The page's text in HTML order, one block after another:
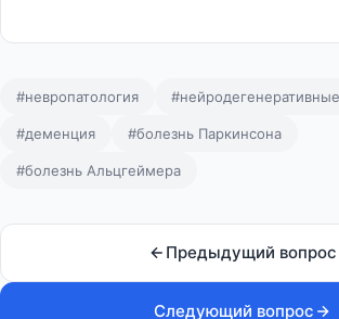
#невропатология
#деменция #болезнь Паркинсона
#болезнь Альцгеймера
Предыдущий вопрос
Следующий вопрос